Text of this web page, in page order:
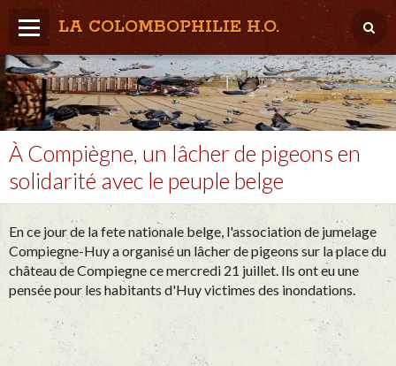
LA COLOMBOPHILIE H.O.
Home
Météo / Het weer
Lâcher / Los
Result. clubs, Provincial, (Inter)National
RFCB / KBDB
À Compiègne, un lâcher de pigeons en
solidarité avec le peuple belge
En ce jour de la fete nationale belge, l'association de jumelage
Compiegne-Huy a organisé un lâcher de pigeons sur la place du
château de Compiegne ce mercredi 21 juillet. Ils ont eu une
pensée pour les habitants d'Huy victimes des inondations.